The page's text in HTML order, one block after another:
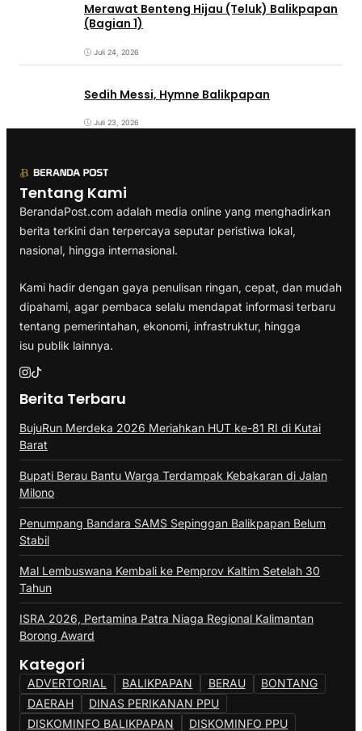
Merawat Benteng Hijau (Teluk) Balikpapan
(Bagian 1)
Juli 24, 2026
Sedih Messi, Hymne Balikpapan
Juli 23, 2026
Tentang Kami
BerandaPost.com adalah media online yang menghadirkan
berita terkini dan terpercaya seputar peristiwa lokal,
nasional, hingga internasional.
Kami hadir dengan gaya penulisan ringan, cepat, dan mudah
dipahami, agar pembaca selalu mendapat informasi terbaru
tentang pemerintahan, ekonomi, infrastruktur, hingga
isu publik lainnya.
Berita Terbaru
BujuRun Merdeka 2026 Meriahkan HUT ke-81 RI di Kutai
Barat
Bupati Berau Bantu Warga Terdampak Kebakaran di Jalan
Milono
Penumpang Bandara SAMS Sepinggan Balikpapan Belum
Stabil
Mal Lembuswana Kembali ke Pemprov Kaltim Setelah 30
Tahun
ISRA 2026, Pertamina Patra Niaga Regional Kalimantan
Borong Award
Kategori
ADVERTORIAL BALIKPAPAN BERAU
BONTANG
DAERAH
DINAS PERIKANAN PPU
DISKOMINFO BALIKPAPAN
DISKOMINFO PPU